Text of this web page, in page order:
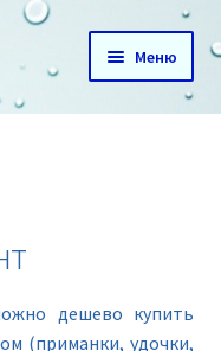
Меню
дешево купить
(приманки, удочки,